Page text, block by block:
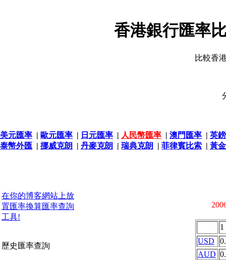
香港銀行匯率
比較香
美元匯率 | 歐元匯率 | 日元匯率 | 人民幣匯率 | 澳門匯率 | 英
泰幣外匯 | 挪威克朗 | 丹麥克朗 | 瑞典克朗 | 菲律賓比索 | 黃
在你的博客網站上放
置匯率換算匯率查詢
工具!
歷史匯率查詢
1
USD
AUD